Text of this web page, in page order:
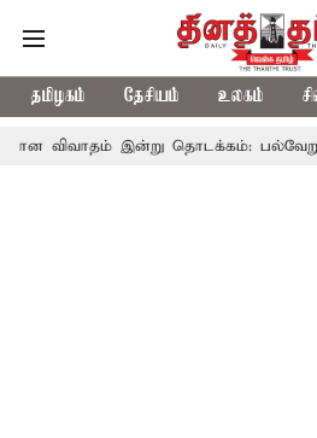
தமிழகம் தேசியம் உலகம்
தொடக்கம்: பல்வேறு